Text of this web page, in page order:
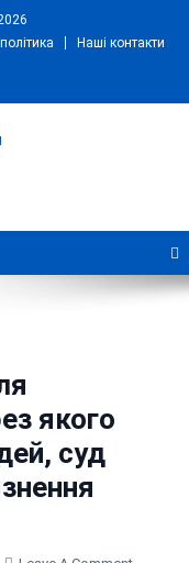
Наші контакти
якого
суд